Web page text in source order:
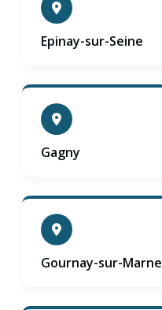
Epinay-sur-Seine
Gagny
Gournay-sur-Marne